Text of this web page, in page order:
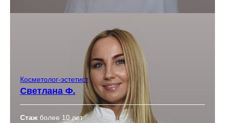
Косметолог-эстетист
Светлана Ф.
Стаж более 10 лет